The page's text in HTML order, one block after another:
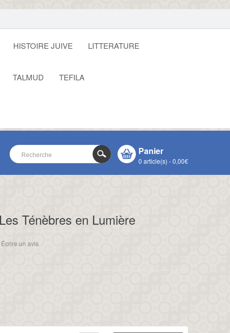
HISTOIRE JUIVE LITTERATURE
TALMUD TEFILA
Panier
0 article(s) - 0,00€
Ténèbres en Lumière
Écrire un avis